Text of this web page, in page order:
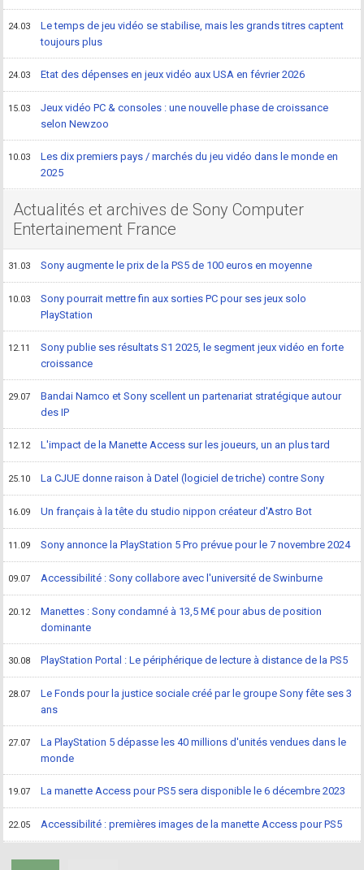
24.03
Le temps de jeu vidéo se stabilise, mais les grands titres captent
toujours plus
24.03 Etat des dépenses en jeux vidéo aux USA en février 2026
15.03
Jeux vidéo PC & consoles : une nouvelle phase de croissance
selon Newzoo
10.03
Les dix premiers pays / marchés du jeu vidéo dans le monde en
2025
Actualités et archives de Sony Computer
Entertainement France
31.03 Sony augmente le prix de la PS5 de 100 euros en moyenne
10.03
Sony pourrait mettre fin aux sorties PC pour ses jeux solo
PlayStation
12.11
Sony publie ses résultats S1 2025, le segment jeux vidéo en forte
croissance
29.07
Bandai Namco et Sony scellent un partenariat stratégique autour
des IP
12.12 L'impact de la Manette Access sur les joueurs, un an plus tard
25.10 La CJUE donne raison à Datel (logiciel de triche) contre Sony
16.09 Un français à la tête du studio nippon créateur d'Astro Bot
11.09 Sony annonce la PlayStation 5 Pro prévue pour le 7 novembre 2024
09.07 Accessibilité : Sony collabore avec l'université de Swinburne
20.12
Manettes : Sony condamné à 13,5 M€ pour abus de position
dominante
30.08 PlayStation Portal : Le périphérique de lecture à distance de la PS5
28.07
Le Fonds pour la justice sociale créé par le groupe Sony fête ses 3
ans
27.07
La PlayStation 5 dépasse les 40 millions d'unités vendues dans le
monde
19.07 La manette Access pour PS5 sera disponible le 6 décembre 2023
22.05 Accessibilité : premières images de la manette Access pour PS5